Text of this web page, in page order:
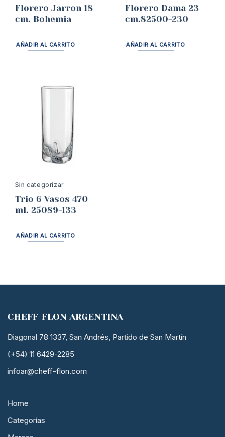
Florero Jarron 18
cm. Bohemia
AÑADIR AL CARRITO
Florero Dama 23
cm.82500-230
AÑADIR AL CARRITO
Sin categorizar
Trio 6 Vasos 470
ml. 25089-133
AÑADIR AL CARRITO
CHEFF-FLON ARGENTINA
Diagonal 78 1337, San Andrés, Partido de San Martín
(+54) 11 6429-2285
infoar@cheff-flon.com
Home
Categorías